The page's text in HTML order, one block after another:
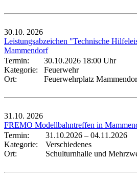
30.10. 2026
Leistungsabzeichen "Technische
Mammendorf
Termin:
30.10.2026 18:00 Uhr
Kategorie:
Feuerwehr
Ort:
Feuerwehrplatz
31.10. 2026
FREMO Modellbahntreffen in
Termin:
31.10.2026 – 04.11.2026
Kategorie:
Verschiedenes
Ort:
Schulturnhalle und